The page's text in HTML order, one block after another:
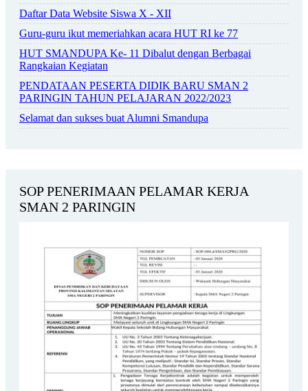
Daftar Data Website Siswa X - XII
Guru-guru ikut memeriahkan acara HUT RI ke 77
HUT SMANDUPA Ke- 11 Dibalut dengan Berbagai
Rangkaian Kegiatan
PENDATAAN PESERTA DIDIK BARU SMAN 2
PARINGIN TAHUN PELAJARAN 2022/2023
Selamat dan sukses buat Alumni Smandupa
SOP PENERIMAAN PELAMAR KERJA
SMAN 2 PARINGIN